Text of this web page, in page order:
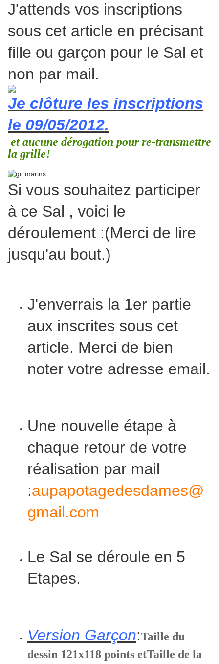
J'attends vos inscriptions
sous cet article en précisant
fille ou garçon pour le Sal et
non par mail.
Je clôture les inscriptions
le 09/05/2012.
et aucune dérogation pour re-transmettre
la grille!
Si vous souhaitez participer
à ce Sal , voici le
déroulement :(Merci de lire
jusqu'au bout.)
J'enverrais la 1er partie
aux inscrites sous cet
article. Merci de bien
noter votre adresse email.
Une nouvelle étape à
chaque retour de votre
réalisation par mail
:aupapotagedesdames@
gmail.com
Le Sal se déroule en 5
Etapes.
Version Garçon:Taille du
dessin 121x118 points etTaille de la